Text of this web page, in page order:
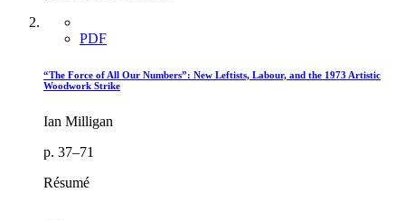
PDF
“The Force of All Our Numbers”: New Leftists, Labour, and the 1973 Artistic
Woodwork Strike
Ian Milligan
p. 37–71
Résumé